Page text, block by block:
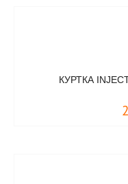
КУРТКА